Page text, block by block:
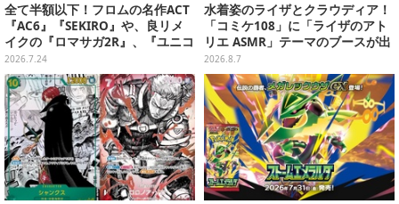
全て半額以下！フロムの名作ACT
『AC6』『SEKIRO』や、良リメ
イクの『ロマサガ2R』、『ユニコ
ーンオーバーロード』と『SO6』
もお手頃価格に【PS Storeのお薦
めセール】
2026.7.24
水着姿のライザとクラウディア！
「コミケ108」に「ライザのアト
リエ ASMR」テーマのブースが出
展ーアクスタや限定“たる”ボイス
ASMRカードも
2026.8.7